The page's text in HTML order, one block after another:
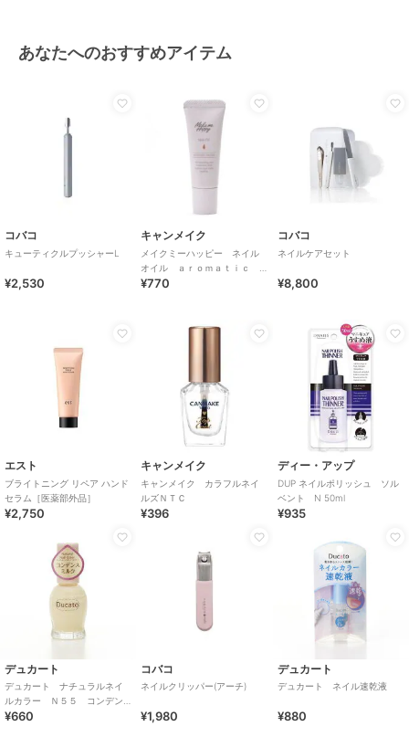
あなたへのおすすめアイテム
コバコ
キューティクルプッシャーL
¥2,530
キャンメイク
メイクミーハッピー ネイル
オイル ａｒｏｍａｔｉｃ
ｈｅｒｂａｌ
¥770
コバコ
ネイルケアセット
¥8,800
エスト
ブライトニング リペア ハンド
セラム［医薬部外品］
¥2,750
キャンメイク
キャンメイク カラフルネイ
ルズＮＴＣ
¥396
ディー・アップ
DUP ネイルポリッシュ ソル
ベント N 50ml
¥935
デュカート
デュカート ナチュラルネイ
ルカラー Ｎ５５ コンデン
スミルク
¥660
コバコ
ネイルクリッパー(アーチ)
¥1,980
デュカート
デュカート ネイル速乾液
¥880